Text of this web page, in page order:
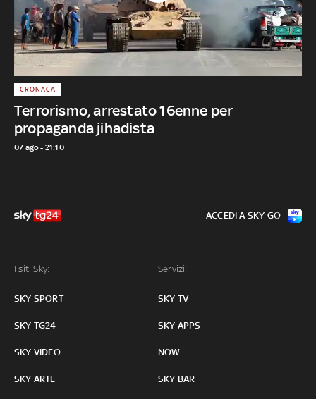
Terrorismo, arrestato 16enne per
propaganda jihadista
CRONACA
07 ago - 21:10
I siti Sky:
SKY SPORT
SKY TG24
SKY VIDEO
SKY ARTE
Servizi:
SKY TV
SKY APPS
NOW
SKY BAR
ACCEDI A SKY GO